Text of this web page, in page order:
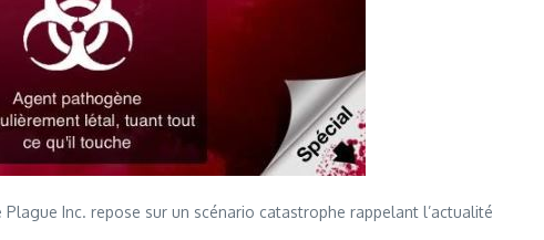
Inc. repose sur un scénario catastrophe rappelant l’actualité